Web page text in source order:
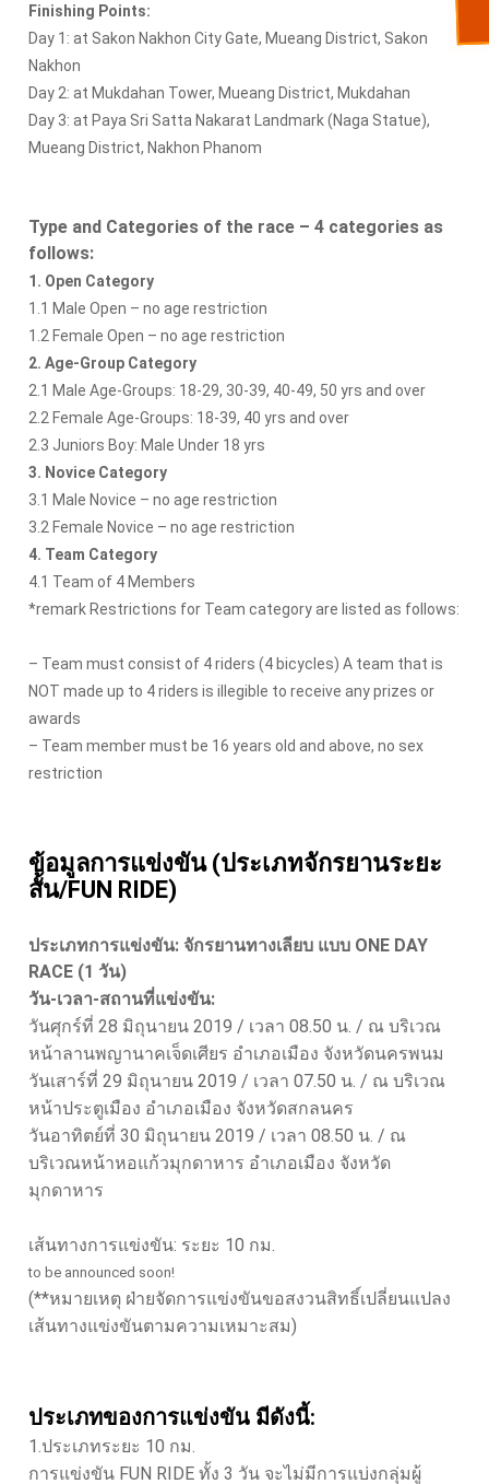
Finishing Points:
Day 1: at Sakon Nakhon City Gate, Mueang District, Sakon
Nakhon
Day 2: at Mukdahan Tower, Mueang District, Mukdahan
Day 3: at Paya Sri Satta Nakarat Landmark (Naga Statue),
Mueang District, Nakhon Phanom
Type and Categories of the race – 4 categories as
follows:
1. Open Category
1.1 Male Open – no age restriction
1.2 Female Open – no age restriction
2. Age-Group Category
2.1 Male Age-Groups: 18-29, 30-39, 40-49, 50 yrs and over
2.2 Female Age-Groups: 18-39, 40 yrs and over
2.3 Juniors Boy: Male Under 18 yrs
3. Novice Category
3.1 Male Novice – no age restriction
3.2 Female Novice – no age restriction
4. Team Category
4.1 Team of 4 Members
*remark Restrictions for Team category are listed as follows:
– Team must consist of 4 riders (4 bicycles) A team that is
NOT made up to 4 riders is illegible to receive any prizes or
awards
– Team member must be 16 years old and above, no sex
restriction
ข้อมูลการแข่งขัน (ประเภทจักรยานระยะ
สั้น/FUN RIDE)
ประเภทการแข่งขัน: จักรยานทางเลียบ แบบ ONE DAY
RACE (1 วัน)
วัน-เวลา-สถานที่แข่งขัน:
วันศุกร์ที่ 28 มิถุนายน 2019 / เวลา 08.50 น. / ณ บริเวณ
หน้าลานพญานาคเจ็ดเศียร อำเภอเมือง จังหวัดนครพนม
วันเสาร์ที่ 29 มิถุนายน 2019 / เวลา 07.50 น. / ณ บริเวณ
หน้าประตูเมือง อำเภอเมือง จังหวัดสกลนคร
วันอาทิตย์ที่ 30 มิถุนายน 2019 / เวลา 08.50 น. / ณ
บริเวณหน้าหอแก้วมุกดาหาร อำเภอเมือง จังหวัด
มุกดาหาร
เส้นทางการแข่งขัน: ระยะ 10 กม.
to be announced soon!
(**หมายเหตุ ฝ่ายจัดการแข่งขันขอสงวนสิทธิ์เปลี่ยนแปลง
เส้นทางแข่งขันตามความเหมาะสม)
ประเภทของการแข่งขัน มีดังนี้:
1.ประเภทระยะ 10 กม.
การแข่งขัน FUN RIDE ทั้ง 3 วัน จะไม่มีการแบ่งกลุ่มผู้